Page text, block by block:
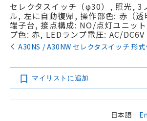
セレクタスイッチ（φ30）, 照光, 3
ル, 左に自動復帰, 操作部色: 赤（
端子台, 接点構成: NO/点灯ユニッ
プ色: 赤, LEDランプ電圧: AC/DC6V
A30NS / A30NW セレクタスイッチ 形
マイリストに追加
日本語